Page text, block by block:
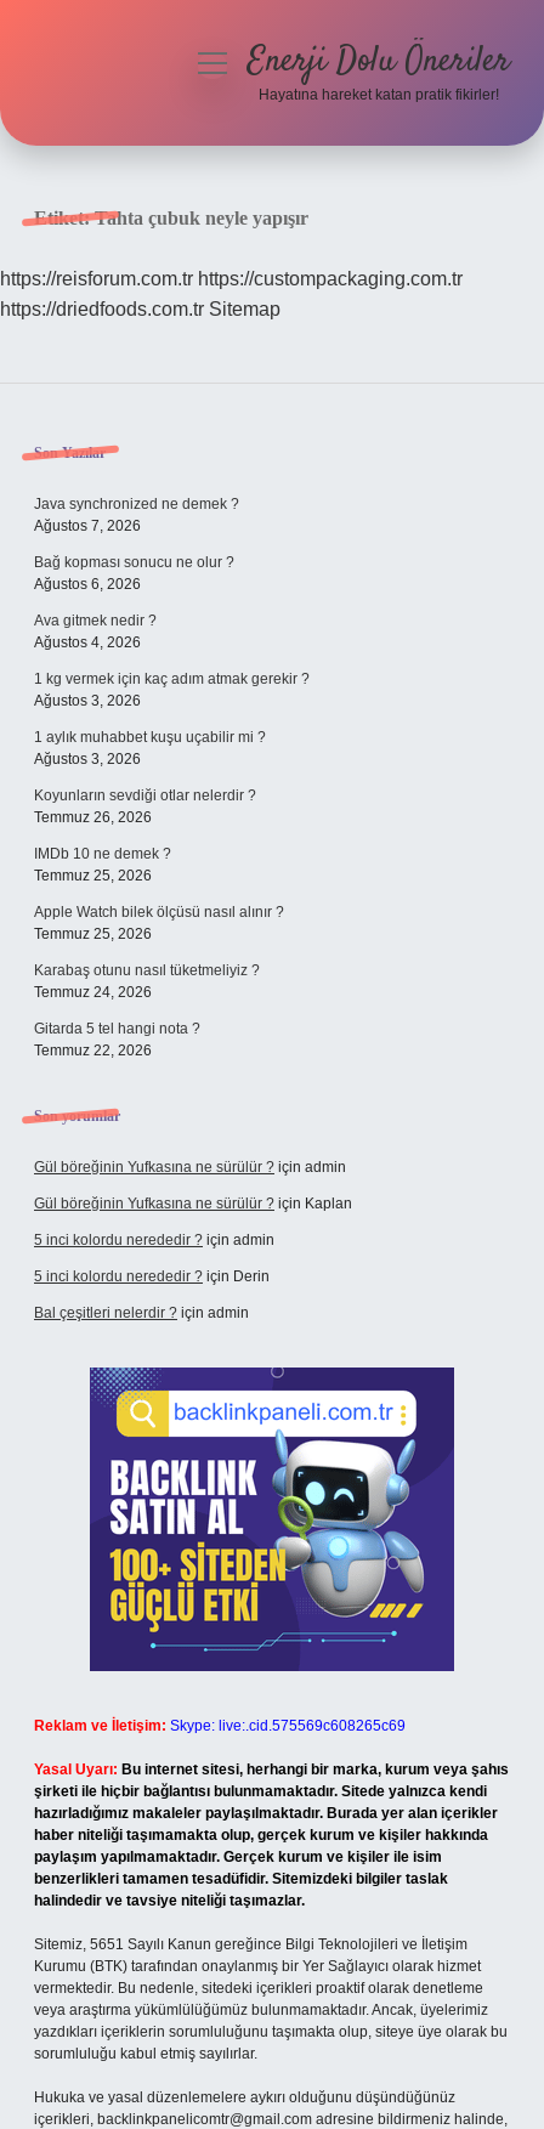
Hakkımızda
menüyüEnerji Dolu Öneriler
Hayatına hareket katan pratik fikirler!
Etiket:Tahta çubuk neyle yapışır
https://reisforum.com.tr https://custompackaging.com.tr
https://driedfoods.com.tr Sitemap
Sidebar
Son Yazılar
Java synchronized ne demek ?
Ağustos 7, 2026
Bağ kopması sonucu ne olur ?
Ağustos 6, 2026
Ava gitmek nedir ?
Ağustos 4, 2026
1 kg vermek için kaç adım atmak gerekir ?
Ağustos 3, 2026
1 aylık muhabbet kuşu uçabilir mi ?
Ağustos 3, 2026
Koyunların sevdiği otlar nelerdir ?
Temmuz 26, 2026
IMDb 10 ne demek ?
Temmuz 25, 2026
Apple Watch bilek ölçüsü nasıl alınır ?
Temmuz 25, 2026
Karabaş otunu nasıl tüketmeliyiz ?
Temmuz 24, 2026
Gitarda 5 tel hangi nota ?
Temmuz 22, 2026
Son yorumlar
Gül böreğinin Yufkasına ne sürülür ? için admin
Gül böreğinin Yufkasına ne sürülür ? için Kaplan
5 inci kolordu nerededir ? için admin
5 inci kolordu nerededir ? için Derin
Bal çeşitleri nelerdir ? için admin
Reklam ve İletişim: Skype: live:.cid.575569c608265c69
Yasal Uyarı: Bu internet sitesi, herhangi bir marka, kurum veya şahıs
şirketi ile hiçbir bağlantısı bulunmamaktadır. Sitede yalnızca kendi
hazırladığımız makaleler paylaşılmaktadır. Burada yer alan içerikler
haber niteliği taşımamakta olup, gerçek kurum ve kişiler hakkında
paylaşım yapılmamaktadır. Gerçek kurum ve kişiler ile isim
benzerlikleri tamamen tesadüfidir. Sitemizdeki bilgiler taslak
halindedir ve tavsiye niteliği taşımazlar.
Sitemiz, 5651 Sayılı Kanun gereğince Bilgi Teknolojileri ve İletişim
Kurumu (BTK) tarafından onaylanmış bir Yer Sağlayıcı olarak hizmet
vermektedir. Bu nedenle, sitedeki içerikleri proaktif olarak denetleme
veya araştırma yükümlülüğümüz bulunmamaktadır. Ancak, üyelerimiz
yazdıkları içeriklerin sorumluluğunu taşımakta olup, siteye üye olarak bu
sorumluluğu kabul etmiş sayılırlar.
Hukuka ve yasal düzenlemelere aykırı olduğunu düşündüğünüz
içerikleri, backlinkpanelicomtr@gmail.com adresine bildirmeniz halinde,